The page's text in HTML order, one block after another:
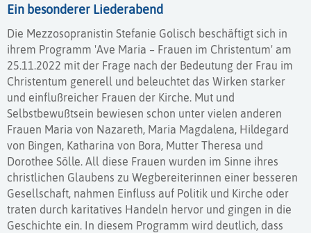
Ein besonderer Liederabend
Die Mezzosopranistin Stefanie Golisch beschäftigt sich in
ihrem Programm 'Ave Maria – Frauen im Christentum' am
25.11.2022 mit der Frage nach der Bedeutung der Frau im
Christentum generell und beleuchtet das Wirken starker
und einflußreicher Frauen der Kirche. Mut und
Selbstbewußtsein bewiesen schon unter vielen anderen
Frauen Maria von Nazareth, Maria Magdalena, Hildegard
von Bingen, Katharina von Bora, Mutter Theresa und
Dorothee Sölle. All diese Frauen wurden im Sinne ihres
christlichen Glaubens zu Wegbereiterinnen einer besseren
Gesellschaft, nahmen Einfluss auf Politik und Kirche oder
traten durch karitatives Handeln hervor und gingen in die
Geschichte ein. In diesem Programm wird deutlich, dass